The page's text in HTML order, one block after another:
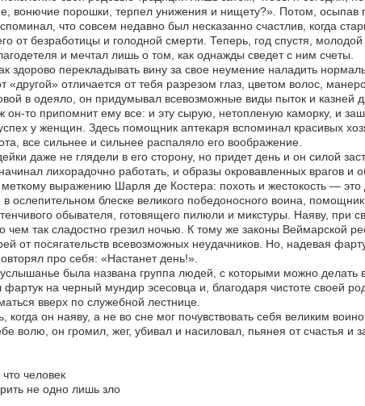
вонючие порошки, терпел унижения и нищету?». Потом, осыпав
что совсем недавно был несказанно счастлив, когда
от безработицы и голодной смерти. Теперь, год спустя, молодой
и мечтал лишь о том, как однажды сведет с ним счеты.
здорово перекладывать вину за свое неумение наладить
«другой» отличается от тебя разрезом глаз, цветом волос,
в одеяло, он придумывал всевозможные виды пыток и казней
он-то припомнит ему все: и эту сырую, нетопленую каморку, и
у женщин. Здесь помощник аптекаря вспоминал красивых
все сильнее и сильнее распаляло его воображение.
даже не глядели в его сторону, но придет день и он силой
лихорадочно работать, и образы окровавленных врагов и
выражению Шарля де Костера: похоть и жестокость — это
ослепительном блеске великого победоносного воина,
обывателя, готовящего пилюли и микстуры. Наяву, при
чем так сладостно грезил ночью. К тому же законы Веймарской
от посягательств всевозможных неудачников. Но, надевая
про себя: «Настанет день!».
была названа группа людей, с которыми можно делать
на черный мундир эсесовца и, благодаря чистоте своей
вверх по служебной лестнице.
когда он наяву, а не во сне мог почувствовать себя великим
волю, он громил, жег, убивал и насиловал, пьянея от счастья и
человек
не одно лишь зло